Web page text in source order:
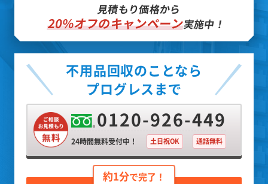
見積もり価格から
20%オフのキャンペーン実施中！
不用品回収のことなら
プログレスまで
0120-926-449
24時間無料受付中！ 土日祝OK 通話無料
約1分で完了！